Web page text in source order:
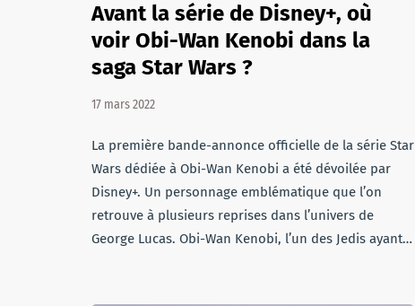
Avant la série de Disney+, où
voir Obi-Wan Kenobi dans la
saga Star Wars ?
17 mars 2022
La première bande-annonce officielle de la série Star
Wars dédiée à Obi-Wan Kenobi a été dévoilée par
Disney+. Un personnage emblématique que l’on
retrouve à plusieurs reprises dans l’univers de
George Lucas. Obi-Wan Kenobi, l’un des Jedis ayant…